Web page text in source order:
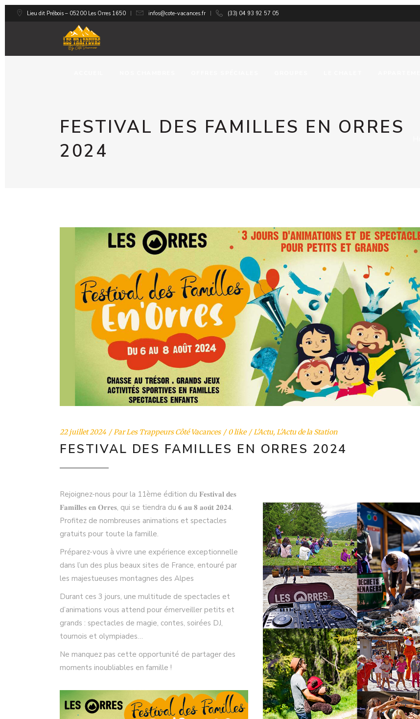
Lieu dit Prébois – 05200 Les Orres 1650 infos@cote-vacances.fr (33) 04 93 92 57 05
FESTIVAL DES FAMILLES EN ORRES
2024
22 juillet 2024 ParLes Trappeurs Côté Vacances 0 like L'Actu, L'Actu de la Station
FESTIVAL DES FAMILLES EN ORRES 2024
Rejoignez-nous pour la 11ème édition du 𝐅𝐞𝐬𝐭𝐢𝐯𝐚𝐥 𝐝𝐞𝐬
𝐅𝐚𝐦𝐢𝐥𝐥𝐞𝐬 𝐞𝐧 𝐎𝐫𝐫𝐞𝐬, qui se tiendra du 𝟔 𝐚𝐮 𝟖 𝐚𝐨𝐮̂𝐭 𝟐𝟎𝟐𝟒.
Profitez de nombreuses animations et spectacles
gratuits pour toute la famille.
Préparez-vous à vivre une expérience exceptionnelle
dans l’un des plus beaux sites de France, entouré par
les majestueuses montagnes des Alpes
Durant ces 3 jours, une multitude de spectacles et
d’animations vous attend pour émerveiller petits et
grands : spectacles de magie, contes, soirées DJ,
tournois et olympiades…
Ne manquez pas cette opportunité de partager des
moments inoubliables en famille !